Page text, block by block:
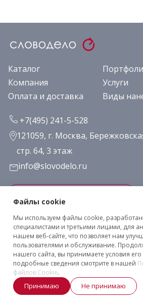
Каталог
Компания
Услуги
Оплата и доставка
Виды
+7(495) 241-5-528
121059, г. Москва,
стр. 64, 3 этаж
info@slovodelo.ru
Заказать звонок
Подписаться на рассылку
Клиентское соглашение
Политика конфиденциальности
2026 © «Словодело». Все права
Файлы cookie
Мы используем файлы cookie,
специалистами и третьими лицами, для
нашем веб-сайте, что позволяет нам
пользователями и обслуживание.
нашего сайта, вы принимаете условия
подробные сведения смотрите в нашей
файлов Cookie.
Принимаю Не принимаю